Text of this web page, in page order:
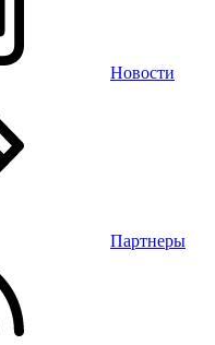
Новости
Партнеры